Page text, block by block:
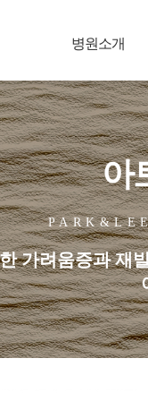
병원소개
아
가려움증과 재